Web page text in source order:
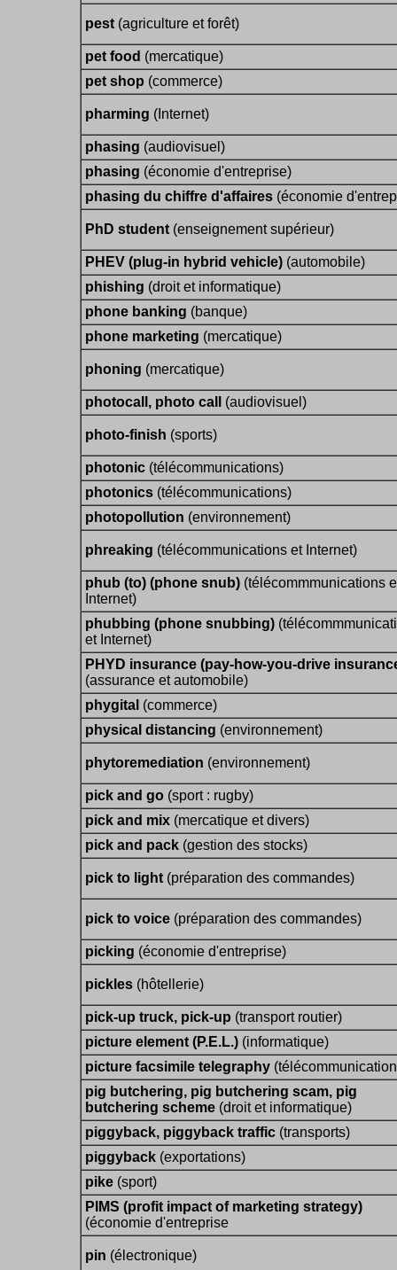
pest (agriculture et forêt)
pet food (mercatique)
pet shop (commerce)
pharming (Internet)
phasing (audiovisuel)
phasing (économie d'entreprise)
phasing du chiffre d'affaires (économie
PhD student (enseignement supérieur)
PHEV (plug-in hybrid vehicle) (automobile)
phishing (droit et informatique)
phone banking (banque)
phone marketing (mercatique)
phoning (mercatique)
photocall, photo call (audiovisuel)
photo-finish (sports)
photonic (télécommunications)
photonics (télécommunications)
photopollution (environnement)
phreaking (télécommunications et Internet)
phub (to) (phone snub) (télécommmunications
Internet)
phubbing (phone snubbing)
et Internet)
PHYD insurance (pay-how-you-drive
(assurance et automobile)
phygital (commerce)
physical distancing (environnement)
phytoremediation (environnement)
pick and go (sport : rugby)
pick and mix (mercatique et divers)
pick and pack (gestion des stocks)
pick to light (préparation des commandes)
pick to voice (préparation des commandes)
picking (économie d'entreprise)
pickles (hôtellerie)
pick-up truck, pick-up (transport routier)
picture element (P.E.L.) (informatique)
picture facsimile telegraphy
pig butchering, pig butchering scam, pig
butchering scheme (droit et informatique)
piggyback, piggyback traffic (transports)
piggyback (exportations)
pike (sport)
PIMS (profit impact of marketing strategy)
(économie d'entreprise
pin (électronique)